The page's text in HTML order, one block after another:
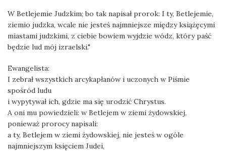
W Betlejemie Judzkim; bo tak napisał prorok: I ty, Betlejemie,
ziemio judzka, wcale nie jesteś najmniejsze między książęcymi
miastami judzkimi, z ciebie bowiem wyjdzie wódz, który paść
będzie lud mój izraelski."
Ewangelista:
I zebrał wszystkich arcykapłanów i uczonych w Piśmie
spośród ludu
i wypytywał ich, gdzie ma się urodzić Chrystus.
A oni mu powiedzieli: w Betlejem w ziemi żydowskiej,
ponieważ prorocy napisali:
a ty, Betlejem w ziemi żydowskiej, nie jesteś w ogóle
najmniejszym księciem Judei,